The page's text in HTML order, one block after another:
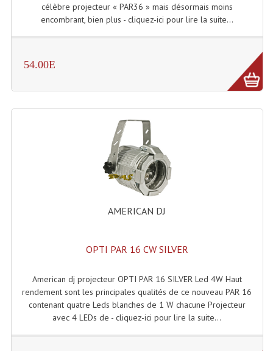
Dispatches
Guirlandes Lumineuse
Lampes Ampoules
Ampoules - Tubes Lumière Noire Black Gun
Lampes À Décharges
Lampes De Couleurs
Lampes Leds
Lampes PAR
célèbre projecteur « PAR36 » mais désormais moins
encombrant, bien plus - cliquez-ici pour lire la suite...
54.00E
AMERICAN DJ
OPTI PAR 16 CW SILVER
American dj projecteur OPTI PAR 16 SILVER Led 4W Haut
rendement sont les principales qualités de ce nouveau PAR 16
contenant quatre Leds blanches de 1 W chacune Projecteur
avec 4 LEDs de - cliquez-ici pour lire la suite...